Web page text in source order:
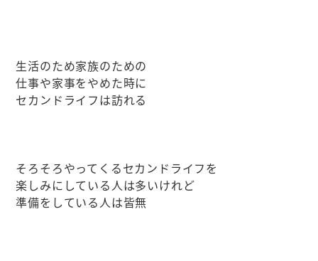
生活のため家族のための
仕事や家事をやめた時に
セカンドライフは訪れる
そろそろやってくるセカンドライフを
楽しみにしている人は多いけれど
準備をしている人は皆無